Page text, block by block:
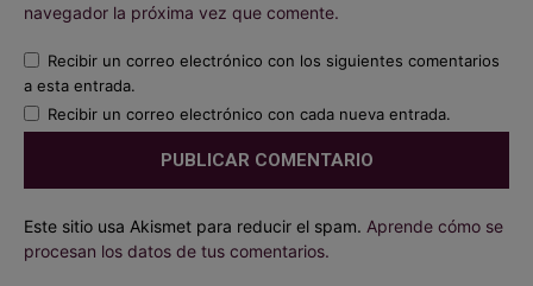
navegador la próxima vez que comente.
Recibir un correo electrónico con los siguientes comentarios
a esta entrada.
Recibir un correo electrónico con cada nueva entrada.
Este sitio usa Akismet para reducir el spam. Aprende cómo se
procesan los datos de tus comentarios.